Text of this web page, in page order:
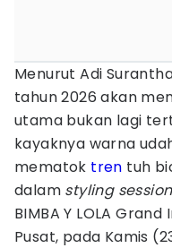
Menurut Adi
tahun 2026 akan
utama bukan lagi
kayaknya warna
mematok tren tuh
dalam styling session
BIMBA Y LOLA
Pusat, pada Kamis